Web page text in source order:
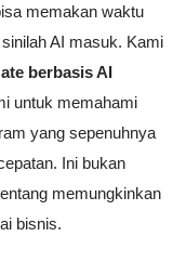
memakan waktu
AI masuk. Kami
berbasis AI
untuk memahami
yang sepenuhnya
Ini bukan
memungkinkan
bisnis.